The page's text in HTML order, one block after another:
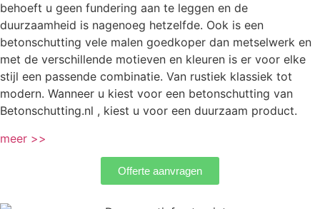
behoeft u geen fundering aan te leggen en de
duurzaamheid is nagenoeg hetzelfde. Ook is een
betonschutting vele malen goedkoper dan metselwerk en
met de verschillende motieven en kleuren is er voor elke
stijl een passende combinatie. Van rustiek klassiek tot
modern. Wanneer u kiest voor een betonschutting van
Betonschutting.nl , kiest u voor een duurzaam product.
meer >>
Offerte aanvragen